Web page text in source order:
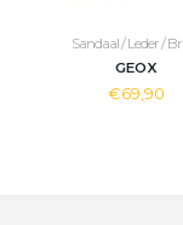
Sandaal / Leder /
GEOX
€69,90